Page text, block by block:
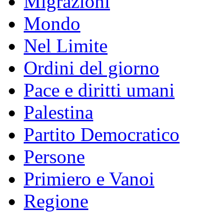
Mondo
Nel Limite
Ordini del giorno
Pace e diritti umani
Palestina
Partito Democratico
Persone
Primiero e Vanoi
Regione